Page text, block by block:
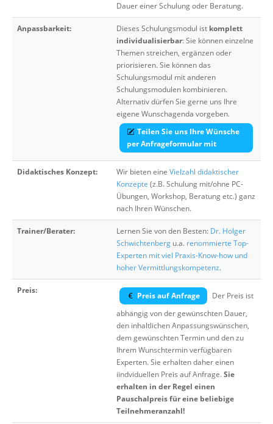
Dauer einer Schulung oder Beratung.
Anpassbarkeit: Dieses Schulungsmodul ist komplett
individualisierbar: Sie können einzelne
Themen streichen, ergänzen oder
priorisieren. Sie können das
Schulungsmodul mit anderen
Schulungsmodulen kombinieren.
Alternativ dürfen Sie gerne uns Ihre
eigene Wunschagenda vorgeben.
Teilen Sie uns Ihre Wünsche
per Anfrageformular mit
Didaktisches Konzept: Wir bieten eine Vielzahl didaktischer
Konzepte (z.B. Schulung mit/ohne PC-
Übungen, Workshop, Beratung etc.) ganz
nach Ihren Wünschen.
Trainer/Berater: Lernen Sie von den Besten: Dr. Holger
Schwichtenberg u.a. renommierte Top-
Experten mit viel Praxis-Know-how und
hoher Vermittlungskompetenz.
Preis:
Preis auf Anfrage
Der Preis ist
abhängig von der gewünschten Dauer,
den inhaltlichen Anpassungswünschen,
dem gewünschten Termin und den zu
Ihrem Wunschtermin verfügbaren
Experten. Sie erhalten daher einen
iindviduellen Preis auf Anfrage.Sie
erhalten in der Regel einen
Pauschalpreis für eine beliebige
Teilnehmeranzahl!